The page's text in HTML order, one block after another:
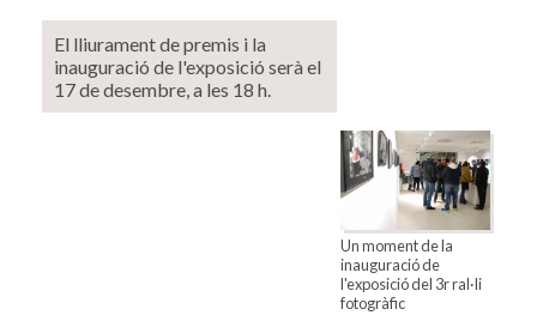
El lliurament de premis i la
inauguració de l'exposició serà el
17 de desembre, a les 18 h.
Un moment de la
inauguració de
l'exposició del 3r ral·li
fotogràfic